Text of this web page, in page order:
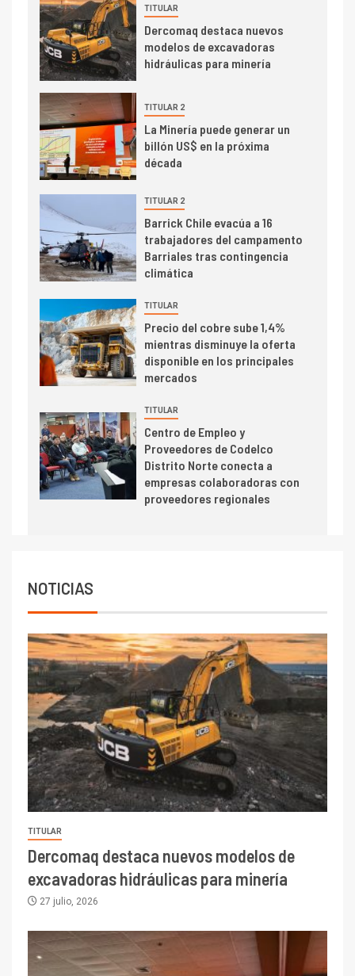
3
PIB minero impacta el
crecimiento regional: Banco
Central reporta resultados
trimestre
4 I+D
Informe bimensual de
Cochilco: precio del cobre
alcanza máximos por escasez
Estudio revela cómo el precio
del cobre y educación superior
se relacionan en zonas
6 I+D
BHP proyecta producción de
cobre cercana a 2 millones de
toneladas tras récord en
Escondida
7 I+D
Codelco reporta Ebitda de US$
6.670 millones y mejora sus
indicadores financieros
TITULAR
Dercomaq destaca nuevos
modelos de excavadoras
hidráulicas para minería
TITULAR 2
La Minería puede generar un
billón US$ en la próxima
década
TITULAR 2
Barrick Chile evacúa a 16
trabajadores del campamento
Barriales tras contingencia
climática
TITULAR
Precio del cobre sube 1,4%
mientras disminuye la oferta
disponible en los principales
mercados
TITULAR
Centro de Empleo y
Proveedores de Codelco
Distrito Norte conecta a
empresas colaboradoras con
proveedores regionales
NOTICIAS
TITULAR
Dercomaq destaca nuevos modelos de
excavadoras hidráulicas para minería
27 julio, 2026